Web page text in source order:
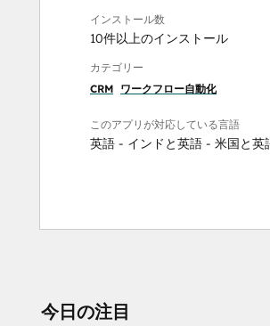
インストール数
10件以上のインストール
カテゴリー
CRM ワークフロー自動化
このアプリが対応している言語
英語 - インド と英語 - 米国と英
今日の注目